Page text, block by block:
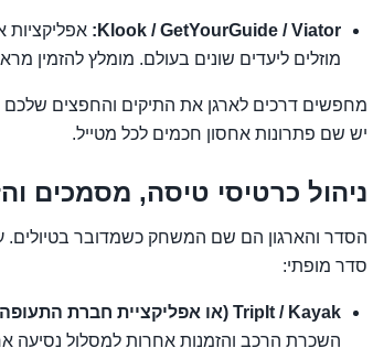
Klook / GetYourGuide / Viator:
אפליקציות
מוזלים ליעדים שונים בעולם. מומלץ להזמין
יש שם פתרונות אחסון חכמים לכל מטייל.
ניהול כרטיסי טיסה, מסמכים
הסדר והארגון הם שם המשחק כשמדובר בטיולים.
סדר מופתי:
TripIt / Kayak (או אפליקציית חברת התעופה):
השכרת הרכב והזמנות אחרות למסלול נסיעה